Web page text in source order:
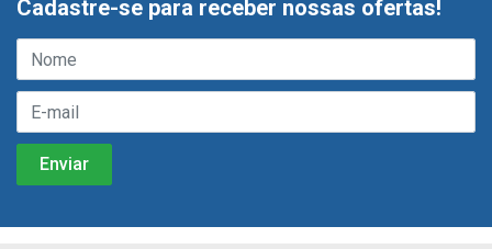
Cadastre-se para receber nossas ofertas!